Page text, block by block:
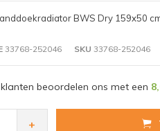
BWS Dry 159x50
33768-252046 SKU 33768-252046
beoordelen ons met een
+